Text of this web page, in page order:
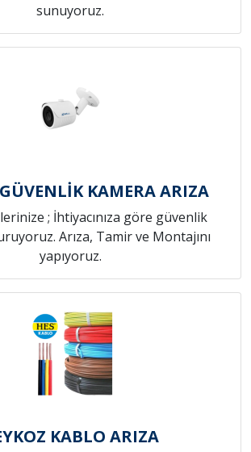
sunuyoruz.
KAMERA ARIZA
; İhtiyacınıza göre güvenlik
Arıza, Tamir ve Montajını
yapıyoruz.
KABLO ARIZA